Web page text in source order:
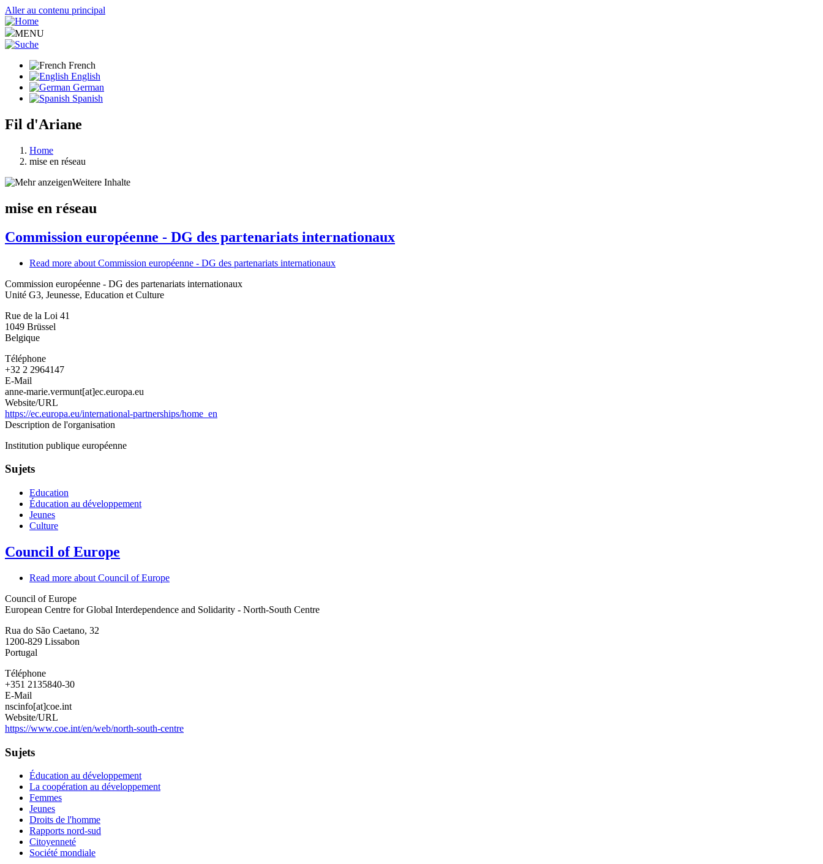
Aller au contenu principal
MENU
French
English
German
Spanish
Fil d'Ariane
Home
mise en réseau
Weitere Inhalte
mise en réseau
Commission européenne - DG des partenariats internationaux
Read more about Commission européenne - DG des partenariats internationaux
Commission européenne - DG des partenariats internationaux
Unité G3, Jeunesse, Education et Culture
Rue de la Loi 41
1049 Brüssel
Belgique
Téléphone
+32 2 2964147
E-Mail
anne-marie.vermunt[at]ec.europa.eu
Website/URL
https://ec.europa.eu/international-partnerships/home_en
Description de l'organisation
Institution publique européenne
Sujets
Education
Éducation au développement
Jeunes
Culture
Council of Europe
Read more about Council of Europe
Council of Europe
European Centre for Global Interdependence and Solidarity - North-South Centre
Rua do São Caetano, 32
1200-829 Lissabon
Portugal
Téléphone
+351 2135840-30
E-Mail
nscinfo[at]coe.int
Website/URL
https://www.coe.int/en/web/north-south-centre
Sujets
Éducation au développement
La coopération au développement
Femmes
Jeunes
Droits de l'homme
Rapports nord-sud
Citoyenneté
Société mondiale